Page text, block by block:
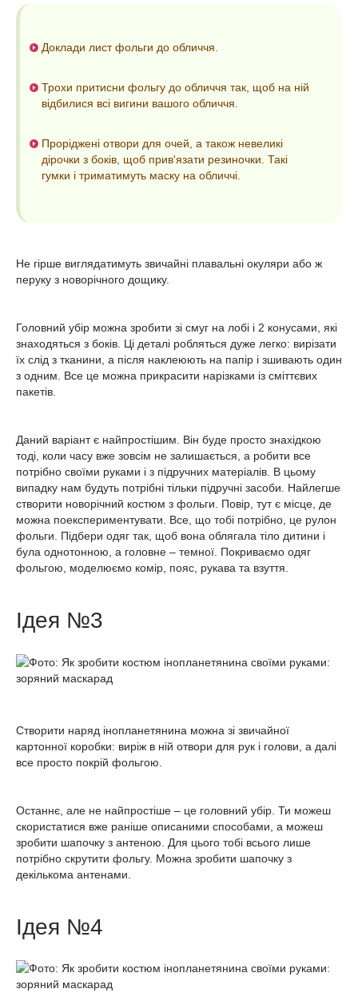
Доклади лист фольги до обличчя.
Трохи притисни фольгу до обличчя так, щоб на ній
відбилися всі вигини вашого обличчя.
Проріджені отвори для очей, а також невеликі
дірочки з боків, щоб прив'язати резиночки. Такі
гумки і триматимуть маску на обличчі.
Не гірше виглядатимуть звичайні плавальні окуляри або ж
перуку з новорічного дощику.
Головний убір можна зробити зі смуг на лобі і 2 конусами, які
знаходяться з боків. Ці деталі робляться дуже легко: вирізати
їх слід з тканини, а після наклеюють на папір і зшивають один
з одним. Все це можна прикрасити нарізками із сміттєвих
пакетів.
Даний варіант є найпростішим. Він буде просто знахідкою
тоді, коли часу вже зовсім не залишається, а робити все
потрібно своїми руками і з підручних матеріалів. В цьому
випадку нам будуть потрібні тільки підручні засоби. Найлегше
створити новорічний костюм з фольги. Повір, тут є місце, де
можна поекспериментувати. Все, що тобі потрібно, це рулон
фольги. Підбери одяг так, щоб вона облягала тіло дитини і
була однотонною, а головне – темної. Покриваємо одяг
фольгою, моделюємо комір, пояс, рукава та взуття.
Ідея №3
Створити наряд інопланетянина можна зі звичайної
картонної коробки: виріж в ній отвори для рук і голови, а далі
все просто покрій фольгою.
Останнє, але не найпростіше – це головний убір. Ти можеш
скористатися вже раніше описаними способами, а можеш
зробити шапочку з антеною. Для цього тобі всього лише
потрібно скрутити фольгу. Можна зробити шапочку з
декількома антенами.
Ідея №4